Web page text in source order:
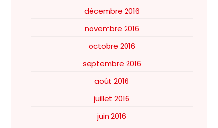
décembre 2016
novembre 2016
octobre 2016
septembre 2016
août 2016
juillet 2016
juin 2016